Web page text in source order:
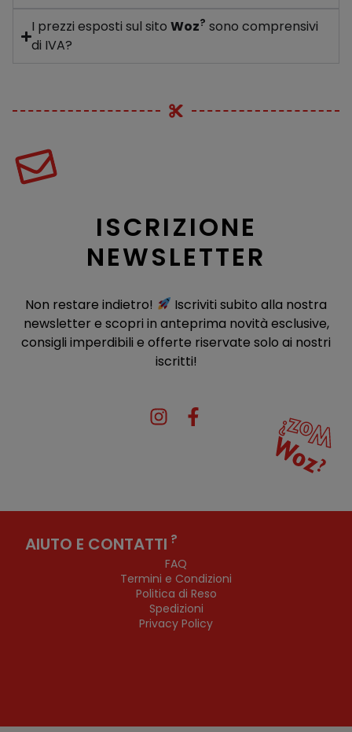
I prezzi esposti sul sitoWoz? sono comprensivi
di IVA?
ISCRIZIONE
NEWSLETTER
Non restare indietro!
Iscriviti subito alla nostra
newsletter e scopri in anteprima novità esclusive,
consigli imperdibili e offerte riservate solo ai nostri
iscritti!
AIUTO E CONTATTI ?
FAQ
Termini e Condizioni
Politica di Reso
Spedizioni
Privacy Policy